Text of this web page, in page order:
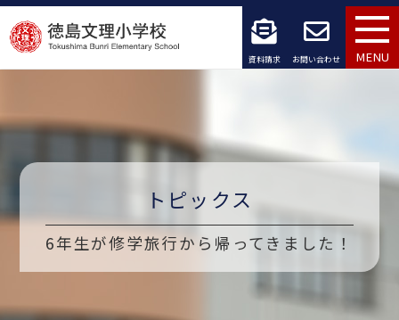
コ
ン
ン
ス
資料請求 お問い合わせ MENU
トピックス
6年生が修学旅行から帰ってきました！